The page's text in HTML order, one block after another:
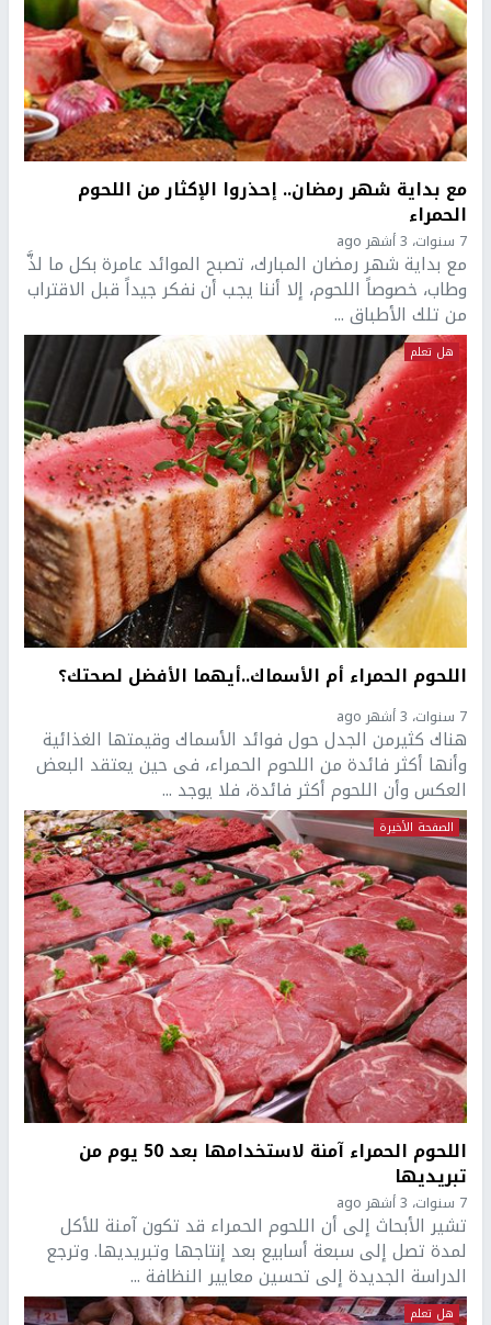
مع بداية شهر رمضان.. إحذروا الإكثار من اللحوم
الحمراء
7 سنوات، 3 أشهر ago
مع بداية شهر رمضان المبارك، تصبح الموائد عامرة بكل ما لذَّ
وطاب، خصوصاً اللحوم، إلا أننا يجب أن نفكر جيداً قبل الاقتراب
من تلك الأطباق ...
هل تعلم
اللحوم الحمراء أم الأسماك..أيهما الأفضل لصحتك؟
7 سنوات، 3 أشهر ago
هناك كثيرمن الجدل حول فوائد الأسماك وقيمتها الغذائية
وأنها أكثر فائدة من اللحوم الحمراء، فى حين يعتقد البعض
العكس وأن اللحوم أكثر فائدة، فلا يوجد ...
الصفحة الأخيرة
اللحوم الحمراء آمنة لاستخدامها بعد 50 يوم من
تبريديها
7 سنوات، 3 أشهر ago
تشير الأبحاث إلى أن اللحوم الحمراء قد تكون آمنة للأكل
لمدة تصل إلى سبعة أسابيع بعد إنتاجها وتبريديها. وترجع
الدراسة الجديدة إلى تحسين معايير النظافة ...
هل تعلم